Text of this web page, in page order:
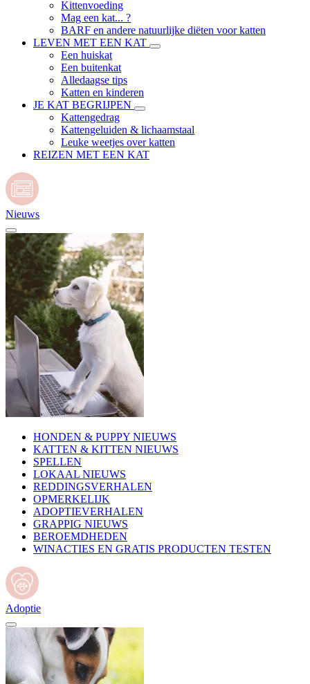
Kittenvoeding
Mag een kat... ?
BARF en andere natuurlijke diëten voor katten
LEVEN MET EEN KAT
Een huiskat
Een buitenkat
Alledaagse tips
Katten en kinderen
JE KAT BEGRIJPEN
Kattengedrag
Kattengeluiden & lichaamstaal
Leuke weetjes over katten
REIZEN MET EEN KAT
Nieuws
HONDEN & PUPPY NIEUWS
KATTEN & KITTEN NIEUWS
SPELLEN
LOKAAL NIEUWS
REDDINGSVERHALEN
OPMERKELIJK
ADOPTIEVERHALEN
GRAPPIG NIEUWS
BEROEMDHEDEN
WINACTIES EN GRATIS PRODUCTEN TESTEN
Adoptie